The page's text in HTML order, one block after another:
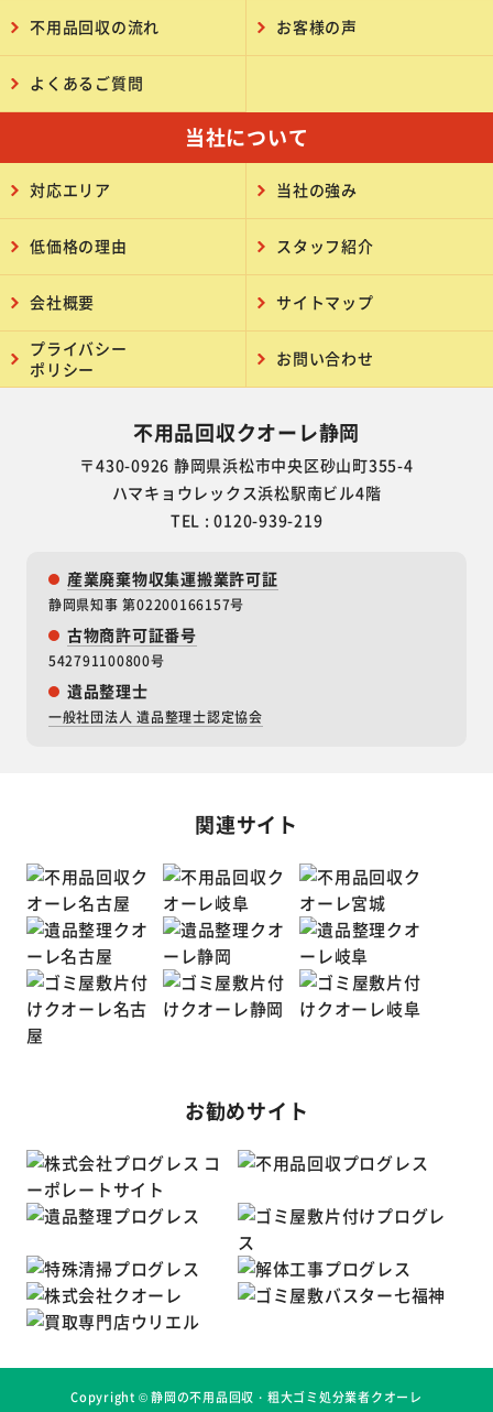
不用品回収の流れ お客様の声
よくあるご質問
当社について
対応エリア 当社の強み
低価格の理由 スタッフ紹介
会社概要 サイトマップ
プライバシー
ポリシー
お問い合わせ
不用品回収クオーレ静岡
〒430-0926 静岡県浜松市中央区砂山町355-4
ハマキョウレックス浜松駅南ビル4階
TEL : 0120-939-219
産業廃棄物収集運搬業許可証
静岡県知事 第02200166157号
古物商許可証番号
542791100800号
遺品整理士
一般社団法人 遺品整理士認定協会
関連サイト
お勧めサイト
Copyright ©静岡の不用品回収・粗大ゴミ処分業者クオーレ